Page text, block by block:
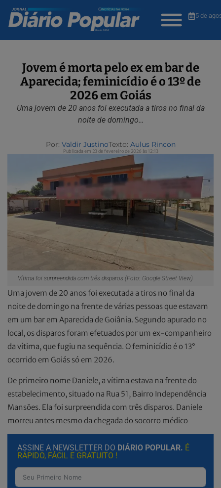
5 de
Jovem é morta pelo ex em bar de
Aparecida; feminicídio é o 13º de
2026 em Goiás
Uma jovem de 20 anos foi executada a tiros no final da
noite de domingo…
Por: Valdir JustinoTexto: Aulus Rincon
Publicada em 23 de fevereiro de 2026 às 12:13
Vítima foi surpreendida com três disparos (Foto: Google Street View)
Uma jovem de 20 anos foi executada a tiros no final da
noite de domingo na frente de várias pessoas que estavam
em um bar em Aparecida de Goiânia. Segundo apurado no
local, os disparos foram efetuados por um ex-companheiro
da vítima, que fugiu na sequência. O feminicídio é o 13°
ocorrido em Goiás só em 2026.
De primeiro nome Daniele, a vítima estava na frente do
estabelecimento, situado na Rua 51, Bairro Independência
Mansões. Ela foi surpreendida com três disparos. Daniele
morreu antes mesmo da chegada do socorro médico
ASSINE A NEWSLETTER DO DIÁRIO POPULAR. É
RÁPIDO, FÁCIL E GRATUITO !